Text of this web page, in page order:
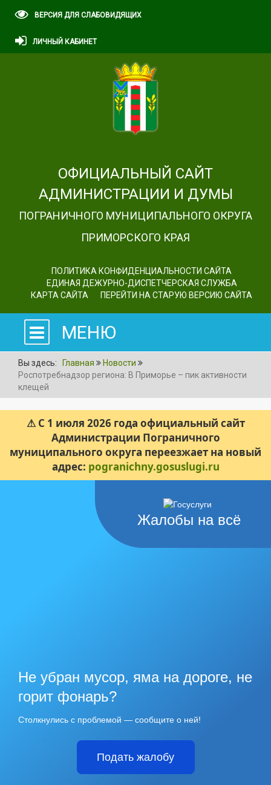
ВЕРСИЯ ДЛЯ СЛАБОВИДЯЩИХ
ЛИЧНЫЙ КАБИНЕТ
ОФИЦИАЛЬНЫЙ САЙТ
АДМИНИСТРАЦИИ И ДУМЫ
ПОГРАНИЧНОГО МУНИЦИПАЛЬНОГО ОКРУГА
ПРИМОРСКОГО КРАЯ
ПОЛИТИКА КОНФИДЕНЦИАЛЬНОСТИ САЙТА
ЕДИНАЯ ДЕЖУРНО-ДИСПЕТЧЕРСКАЯ СЛУЖБА
КАРТА САЙТА
ПЕРЕЙТИ НА СТАРУЮ ВЕРСИЮ САЙТА
МЕНЮ
Вы здесь: Главная
Новости
Роспотребнадзор региона: В Приморье – пик активности
клещей
⚠ С 1 июля 2026 года официальный сайт
Администрации Пограничного
муниципального округа переезжает на новый
адрес: pogranichny.gosuslugi.ru
Жалобы на всё
Не убран мусор, яма на дороге, не
горит фонарь?
Столкнулись с проблемой — сообщите о ней!
Подать жалобу